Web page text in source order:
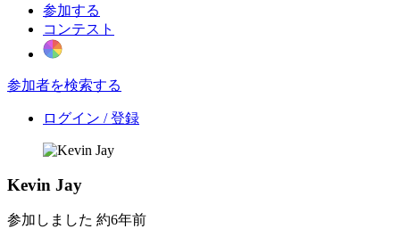
参加する
コンテスト
参加者を検索する
ログイン / 登録
Kevin Jay
参加しました 約6年前